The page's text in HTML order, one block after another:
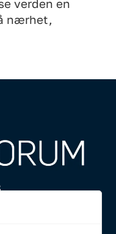
verden en
nærhet,